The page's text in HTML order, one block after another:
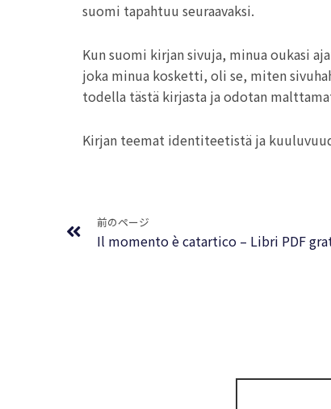
suomi tapahtuu seuraavaksi.
Kun suomi kirjan sivuja, minua oukasi
joka minua kosketti, oli se, miten
todella tästä kirjasta ja odotan
Kirjan teemat identiteetistä ja
前のページ
Il momento è catartico – Libri PDF